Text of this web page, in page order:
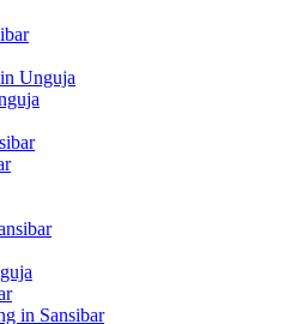
Unguja
in Sansibar